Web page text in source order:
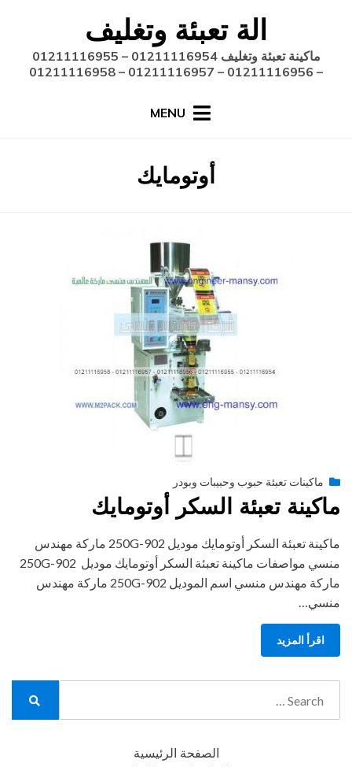
content
الة تعبئة وتغليف
ماكينة تعبئة وتغليف 01211116954 – 01211116955
– 01211116956 – 01211116957 – 01211116958
MENU
الوسم
:
أوتومايك
byengmansyPostedأغسطس 27, 2020
ماكينات تعبئة حبوب وحبيبات وبودر
ماكينة تعبئة السكر أوتومايك
ماكينة تعبئة السكر أوتومايك موديل 902-250G ماركة مهندس
منسي مواصفات ماكينة تعبئة السكر أوتومايك موديل 902-250G
ماركة مهندس منسي اسم الموديل 902-250G ماركة مهندس
منسي…
اقرأ المزيد
الصفحة الرئيسية